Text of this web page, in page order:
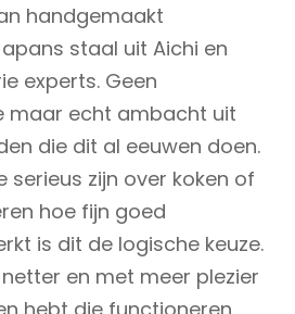
handgemaakt
staal uit Aichi en
experts. Geen
maar echt ambacht uit
die dit al eeuwen doen.
serieus zijn over koken of
hoe fijn goed
is dit de logische keuze.
en met meer plezier